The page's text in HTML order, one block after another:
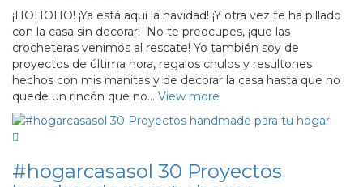
¡HOHOHO! ¡Ya está aquí la navidad! ¡Y otra vez te ha pillado
con la casa sin decorar! No te preocupes, ¡que las
crocheteras venimos al rescate! Yo también soy de
proyectos de última hora, regalos chulos y resultones
hechos con mis manitas y de decorar la casa hasta que no
quede un rincón que no… View more
#hogarcasasol 30 Proyectos